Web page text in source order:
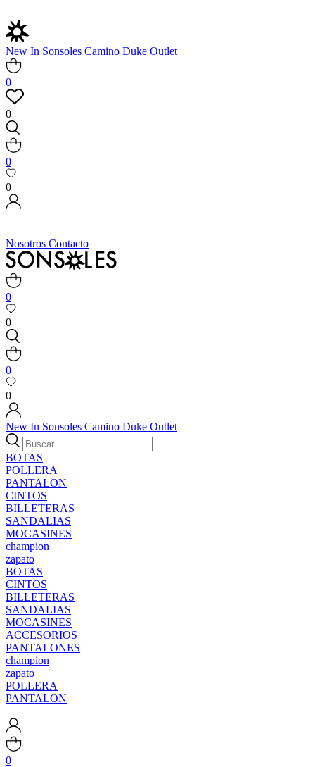
New In Sonsoles Camino Duke Outlet
0
0
0
0
Nosotros Contacto
0
0
0
0
New In Sonsoles Camino Duke Outlet
BOTAS
POLLERA
PANTALON
CINTOS
BILLETERAS
SANDALIAS
MOCASINES
champion
zapato
BOTAS
CINTOS
BILLETERAS
SANDALIAS
MOCASINES
ACCESORIOS
PANTALONES
champion
zapato
POLLERA
PANTALON
0